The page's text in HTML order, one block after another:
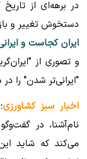
در برهه‌ای از
دستخوش تغییر و
ایران کجاست و
و تصوری از
"ایرانی‌تر شدن" را
اخبار سبز کشاورزی؛
نام‌آشنا، در
می‌کند که شاید